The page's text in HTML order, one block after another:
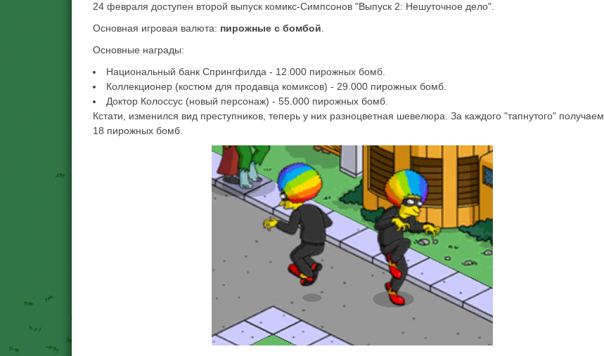
24 февраля доступен второй выпуск комикс-Симпсонов "Выпуск 2: Нешуточное дело".
Основная игровая валюта: пирожные с бомбой
Основные награды:
Национальный банк Спрингфилда - 12.000 пирожных бомб.
Коллекционер (костюм для продавца комиксов) - 29.000 пирожных бомб.
Доктор Колоссус (новый персонаж) - 55.000 пирожных бомб.
Кстати, изменился вид преступников, теперь у них разноцветная шевелюра. За каждого "тапнутого" получаем
18 пирожных бомб.